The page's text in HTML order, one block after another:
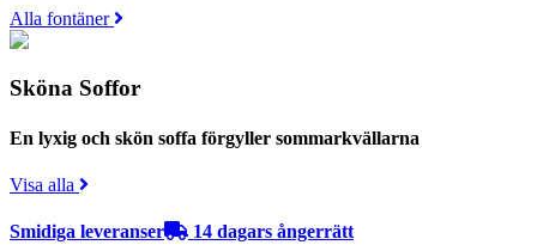
Alla fontäner
Sköna Soffor
En lyxig och skön soffa förgyller sommarkvällarna
Visa alla
Smidiga leveranser 14 dagars ångerrätt